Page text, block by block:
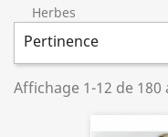
Herbes
Pertinence
Affichage 1-12 de 180